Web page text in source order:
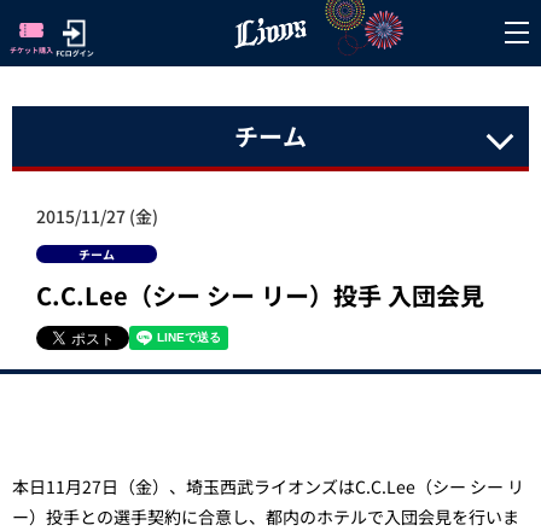
チーム
2015/11/27 (金)
チーム
C.C.Lee（シー シー リー）投手 入団会見
本日11月27日（金）、埼玉西武ライオンズはC.C.Lee（シー シー リ
ー）投手との選手契約に合意し、都内のホテルで入団会見を行いま